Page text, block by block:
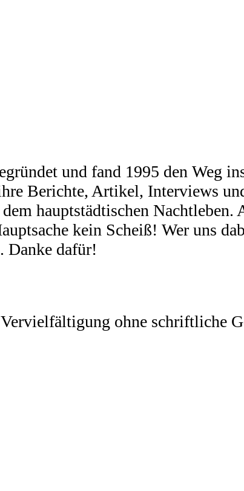
und fand 1995 den Weg
Berichte, Artikel, Interviews
hauptstädtischen Nachtleben.
kein Scheiß! Wer uns
Danke dafür!
ohne schriftliche